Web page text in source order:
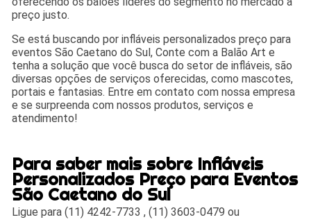
preço justo.
Se está buscando por infláveis personalizados preço para
eventos São Caetano do Sul, Conte com a Balão Art e
tenha a solução que você busca do setor de infláveis, são
diversas opções de serviços oferecidas, como mascotes,
portais e fantasias. Entre em contato com nossa empresa
e se surpreenda com nossos produtos, serviços e
atendimento!
Para saber mais sobre Infláveis
Personalizados Preço para Eventos
São Caetano do Sul
Ligue para(11) 4242-7733 ,(11) 3603-0479 ou